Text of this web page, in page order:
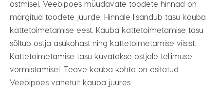
ostmisel. Veebipoes müüdavate toodete hinnad on
märgitud toodete juurde. Hinnale lisandub tasu kauba
kättetoimetamise eest. Kauba kättetoimetamise tasu
sõltub ostja asukohast ning kättetoimetamise viisist.
Kättetoimetamise tasu kuvatakse ostjale tellimuse
vormistamisel. Teave kauba kohta on esitatud
Veebipoes vahetult kauba juures.